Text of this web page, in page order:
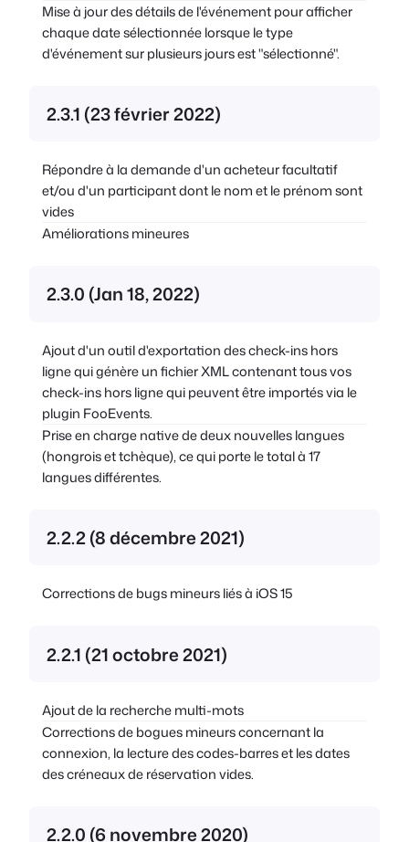
Mise à jour des détails de l'événement pour afficher
chaque date sélectionnée lorsque le type
d'événement sur plusieurs jours est "sélectionné".
2.3.1 (23 février 2022)
Répondre à la demande d'un acheteur facultatif
et/ou d'un participant dont le nom et le prénom sont
vides
Améliorations mineures
2.3.0 (Jan 18, 2022)
Ajout d'un outil d'exportation des check-ins hors
ligne qui génère un fichier XML contenant tous vos
check-ins hors ligne qui peuvent être importés via le
plugin FooEvents.
Prise en charge native de deux nouvelles langues
(hongrois et tchèque), ce qui porte le total à 17
langues différentes.
2.2.2 (8 décembre 2021)
Corrections de bugs mineurs liés à iOS 15
2.2.1 (21 octobre 2021)
Ajout de la recherche multi-mots
Corrections de bogues mineurs concernant la
connexion, la lecture des codes-barres et les dates
des créneaux de réservation vides.
2.2.0 (6 novembre 2020)